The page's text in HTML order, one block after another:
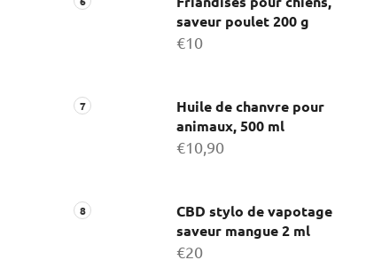
saveur poulet 200 g
€10
Huile de chanvre pour
animaux, 500 ml
€10,90
CBD stylo de vapotage
saveur mangue 2 ml
€20